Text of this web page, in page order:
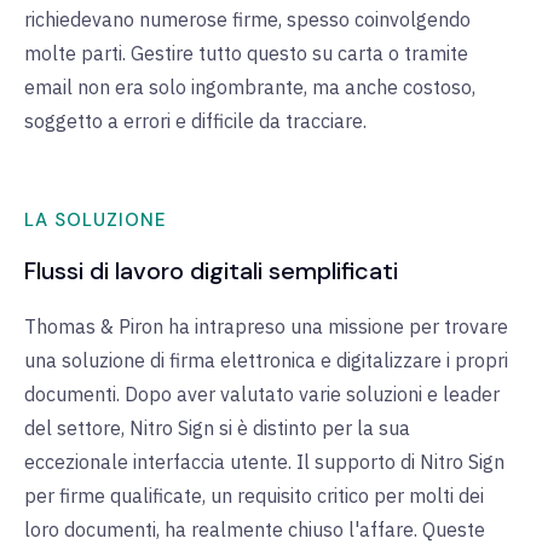
richiedevano numerose firme, spesso coinvolgendo
molte parti. Gestire tutto questo su carta o tramite
email non era solo ingombrante, ma anche costoso,
soggetto a errori e difficile da tracciare.
LA SOLUZIONE
Flussi di lavoro digitali semplificati
Thomas & Piron ha intrapreso una missione per trovare
una soluzione di firma elettronica e digitalizzare i propri
documenti. Dopo aver valutato varie soluzioni e leader
del settore, Nitro Sign si è distinto per la sua
eccezionale interfaccia utente. Il supporto di Nitro Sign
per firme qualificate, un requisito critico per molti dei
loro documenti, ha realmente chiuso l'affare. Queste